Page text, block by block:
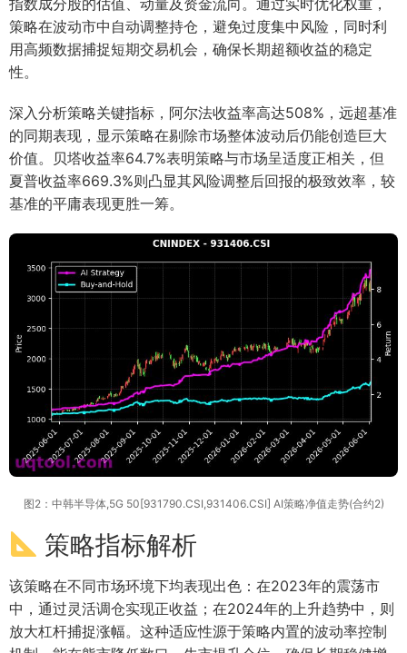
策略在波动市中自动调整持仓，避免过度集中风险，同时利
用高频数据捕捉短期交易机会，确保长期超额收益的稳定
性。
深入分析策略关键指标，阿尔法收益率高达508%，远超基准
的同期表现，显示策略在剔除市场整体波动后仍能创造巨大
价值。贝塔收益率64.7%表明策略与市场呈适度正相关，但
夏普收益率669.3%则凸显其风险调整后回报的极致效率，较
基准的平庸表现更胜一筹。
图2：中韩半导体,5G 50[931790.CSI,931406.CSI] AI策略净值走势(合约2)
策略指标解析
该策略在不同市场环境下均表现出色：在2023年的震荡市
中，通过灵活调仓实现正收益；在2024年的上升趋势中，则
放大杠杆捕捉涨幅。这种适应性源于策略内置的波动率控制